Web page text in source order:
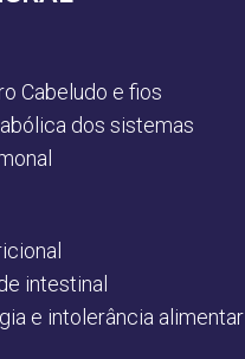
Cabeludo e fios
dos sistemas
intestinal
e intolerância alimentar